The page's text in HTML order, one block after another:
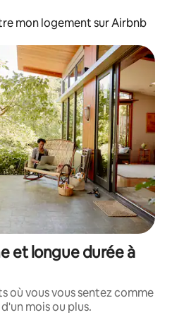
mon logement sur Airbnb
et longue durée à
où vous vous sentez comme
mois ou plus.